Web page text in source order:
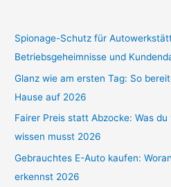
Spionage-Schutz für
Betriebsgeheimnisse und
Glanz wie am ersten Tag: So
Hause auf 2026
Fairer Preis statt Abzocke: Was
wissen musst 2026
Gebrauchtes E-Auto kaufen:
erkennst 2026